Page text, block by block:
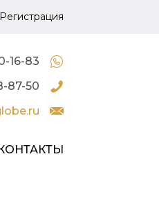
Регистрация
16-83
87-50